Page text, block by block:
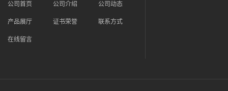
公司首页 公司介绍 公司动态
产品展厅 证书荣誉 联系方式
在线留言